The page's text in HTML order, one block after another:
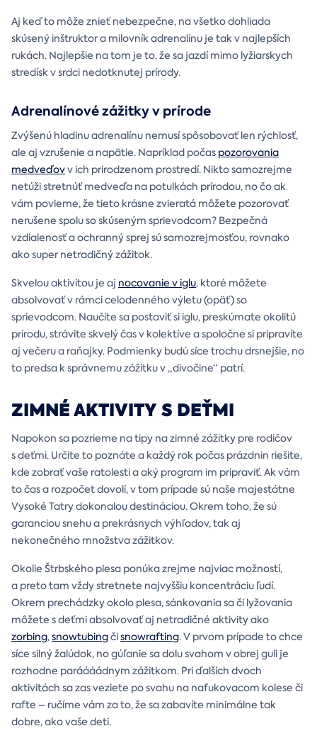
Aj keď to môže znieť nebezpečne, na všetko dohliada
skúsený inštruktor a milovník adrenalínu je tak v najlepších
rukách. Najlepšie na tom je to, že sa jazdí mimo lyžiarskych
stredísk v srdci nedotknutej prírody.
Adrenalínové zážitky v prírode
Zvýšenú hladinu adrenalínu nemusí spôsobovať len rýchlosť,
ale aj vzrušenie a napätie. Napríklad počas pozorovania
medveďovv ich prirodzenom prostredí. Nikto samozrejme
netúži stretnúť medveďa na potulkách prírodou, no čo ak
vám povieme, že tieto krásne zvieratá môžete pozorovať
nerušene spolu so skúseným sprievodcom? Bezpečná
vzdialenosť a ochranný sprej sú samozrejmosťou, rovnako
ako super netradičný zážitok.
Skvelou aktivitou je aj nocovanie v iglu, ktoré môžete
absolvovať v rámci celodenného výletu (opäť) so
sprievodcom. Naučíte sa postaviť si iglu, preskúmate okolitú
prírodu, strávite skvelý čas v kolektíve a spoločne si pripravíte
aj večeru a raňajky. Podmienky budú síce trochu drsnejšie, no
to predsa k správnemu zážitku v „divočine“ patrí.
ZIMNÉ AKTIVITY S DEŤMI
Napokon sa pozrieme na tipy na zimné zážitky pre rodičov
s deťmi. Určite to poznáte a každý rok počas prázdnin riešite,
kde zobrať vaše ratolesti a aký program im pripraviť. Ak vám
to čas a rozpočet dovolí, v tom prípade sú naše majestátne
Vysoké Tatry dokonalou destináciou. Okrem toho, že sú
garanciou snehu a prekrásnych výhľadov, tak aj
nekonečného množstva zážitkov.
Okolie Štrbského plesa ponúka zrejme najviac možností,
a preto tam vždy stretnete najvyššiu koncentráciu ľudí.
Okrem prechádzky okolo plesa, sánkovania sa či lyžovania
môžete s deťmi absolvovať aj netradičné aktivity ako
zorbing,snowtubingčisnowrafting. V prvom prípade to chce
síce silný žalúdok, no gúľanie sa dolu svahom v obrej guli je
rozhodne paráááádnym zážitkom. Pri ďalších dvoch
aktivitách sa zas veziete po svahu na nafukovacom kolese či
rafte – ručíme vám za to, že sa zabavíte minimálne tak
dobre, ako vaše deti.